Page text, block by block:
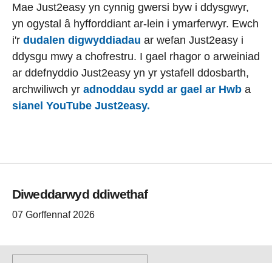
Mae Just2easy yn cynnig gwersi byw i ddysgwyr,
yn ogystal â hyfforddiant ar-lein i ymarferwyr. Ewch
i'r dudalen digwyddiadau ar wefan Just2easy i
ddysgu mwy a chofrestru. I gael rhagor o arweiniad
ar ddefnyddio Just2easy yn yr ystafell ddosbarth,
archwiliwch yr adnoddau sydd ar gael ar Hwb a
sianel YouTube Just2easy.
Diweddarwyd ddiwethaf
07 Gorffennaf 2026